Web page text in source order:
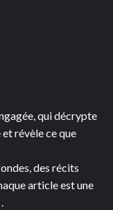
qui décrypte
révèle ce que
des récits
article est une